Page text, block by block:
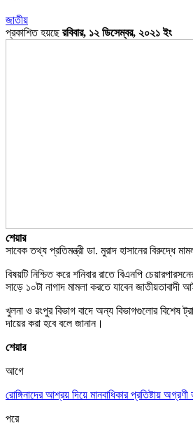
জাতীয়
প্রকাশিত হয়ছেরবিবার, ১২ ডিসেম্বর, ২০২১ ইং
শেয়ার
সাবেক তথ্য প্রতিমন্ত্রী ডা. মুরাদ হাসানের বিরুদ্ধে
বিষয়টি নিশ্চিত করে শনিবার রাতে বিএনপি
সাড়ে ১০টা নাগাদ মামলা করতে যাবেন
খুলনা ও রংপুর বিভাগ বাদে অন্য বিভাগগুলোর বিশেষ
দায়ের করা হবে বলে জানান।
শেয়ার
আগে
রোঙ্গিনাদের আশ্রয় দিয়ে মানবাধিকার প্রতিষ্টায়
পরে